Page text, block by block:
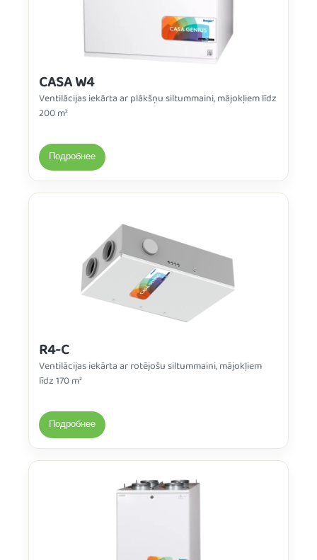
CASA W4
Ventilācijas iekārta ar plākšņu siltummaini, mājokļiem līdz
200 m²
Подробнее
R4-C
Ventilācijas iekārta ar rotējošu siltummaini, mājokļiem
līdz 170 m²
Подробнее